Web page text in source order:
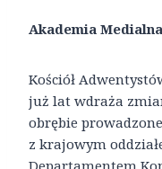
Akademia Medialna
Kościół
już lat wdraża
obrębie
z krajowym